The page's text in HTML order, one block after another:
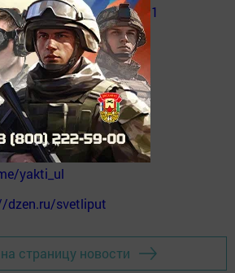
press/%D0%9F9511
в наших
svetliput
590414664980
yakti_ul
dzen.ru/svetliput
страницу новости